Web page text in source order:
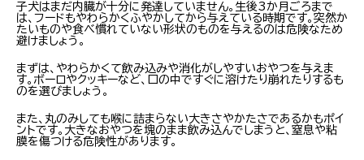
子犬はまだ内臓が十分に発達していません。生後3か月ごろまで
は、フードもやわらかくふやかしてから与えている時期です。突然か
たいものや食べ慣れていない形状のものを与えるのは危険なため
避けましょう。
まずは、やわらかくて飲み込みや消化がしやすいおやつを与えま
す。ボーロやクッキーなど、口の中ですぐに溶けたり崩れたりするも
のを選びましょう。
また、丸のみしても喉に詰まらない大きさやかたさであるかもポイ
ントです。大きなおやつを塊のまま飲み込んでしまうと、窒息や粘
膜を傷つける危険性があります。